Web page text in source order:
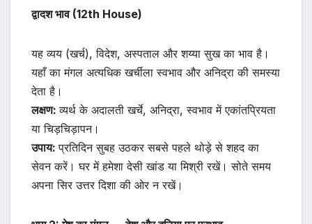
द्वादश भाव (12th House)
यह व्यय (खर्च), विदेश, अस्पताल और शय्या सुख का भाव है।
यहाँ का मंगल अत्यधिक खर्चीला स्वभाव और अनिद्रा की समस्या
देता है।
लक्षण:व्यर्थ के अदालती खर्चे, अनिद्रा, स्वभाव में एकांतप्रियता
या चिड़चिड़ापन।
उपाय:प्रतिदिन सुबह उठकर सबसे पहले थोड़े से शहद का
सेवन करें। घर में हमेशा देसी खांड या मिश्री रखें। सोते समय
अपना सिर उत्तर दिशा की ओर न रखें।